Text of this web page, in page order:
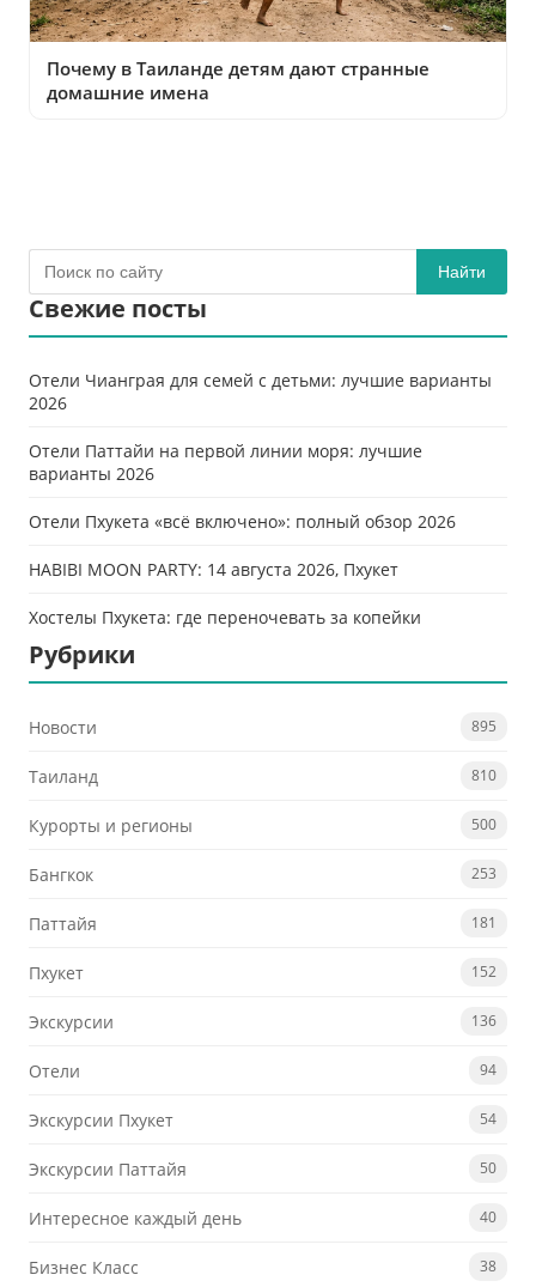
Почему в Таиланде детям дают странные
домашние имена
Найти
Свежие посты
Отели Чианграя для семей с детьми: лучшие варианты
2026
Отели Паттайи на первой линии моря: лучшие
варианты 2026
Отели Пхукета «всё включено»: полный обзор 2026
HABIBI MOON PARTY: 14 августа 2026, Пхукет
Хостелы Пхукета: где переночевать за копейки
Рубрики
Новости 895
Таиланд 810
Курорты и регионы 500
Бангкок 253
Паттайя 181
Пхукет 152
Экскурсии 136
Отели 94
Экскурсии Пхукет 54
Экскурсии Паттайя 50
Интересное каждый день 40
Бизнес Класс 38